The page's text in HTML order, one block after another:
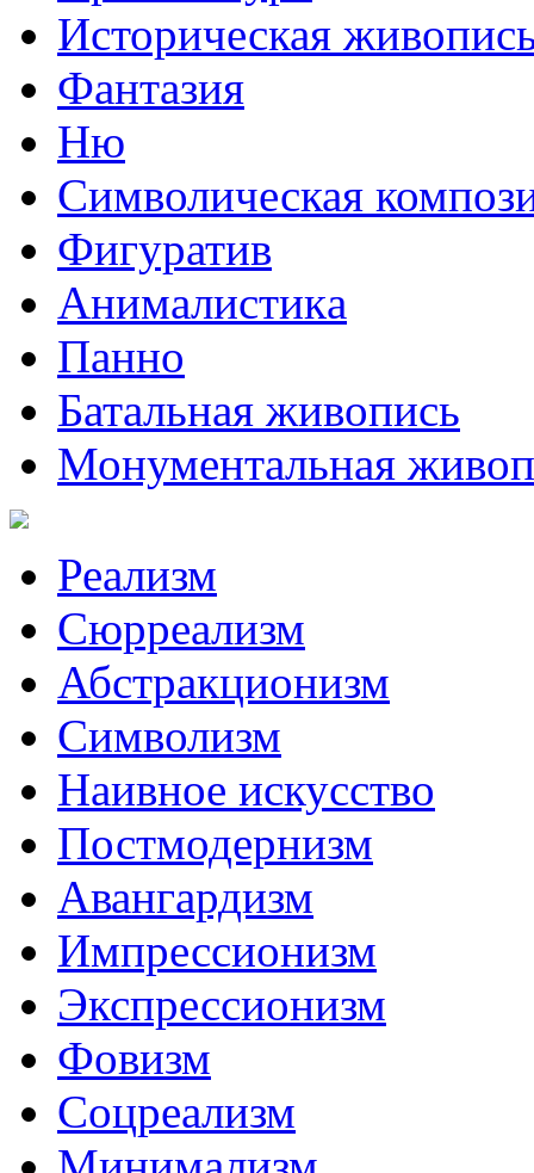
Историческая
Фантазия
Ню
Символическая
Фигуратив
Анималистикa
Панно
Батальная живопись
Монументальная
Реализм
Сюрреализм
Абстракционизм
Символизм
Наивное искусство
Постмодернизм
Авангардизм
Импрессионизм
Экспрессионизм
Фовизм
Соцреализм